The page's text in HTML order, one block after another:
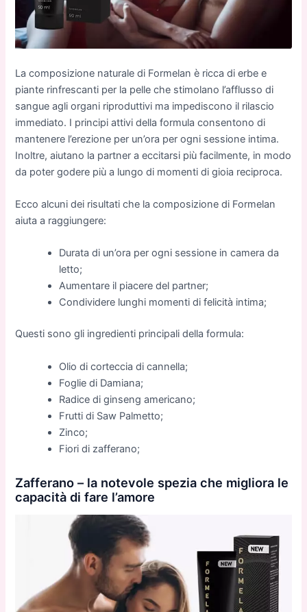
La composizione naturale di Formelan è ricca di erbe e
piante rinfrescanti per la pelle che stimolano l’afflusso di
sangue agli organi riproduttivi ma impediscono il rilascio
immediato. I principi attivi della formula consentono di
mantenere l’erezione per un’ora per ogni sessione intima.
Inoltre, aiutano la partner a eccitarsi più facilmente, in modo
da poter godere più a lungo di momenti di gioia reciproca.
Ecco alcuni dei risultati che la composizione di Formelan
aiuta a raggiungere:
Durata di un’ora per ogni sessione in camera da
letto;
Aumentare il piacere del partner;
Condividere lunghi momenti di felicità intima;
Questi sono gli ingredienti principali della formula:
Olio di corteccia di cannella;
Foglie di Damiana;
Radice di ginseng americano;
Frutti di Saw Palmetto;
Zinco;
Fiori di zafferano;
Zafferano – la notevole spezia che migliora le
capacità di fare l’amore